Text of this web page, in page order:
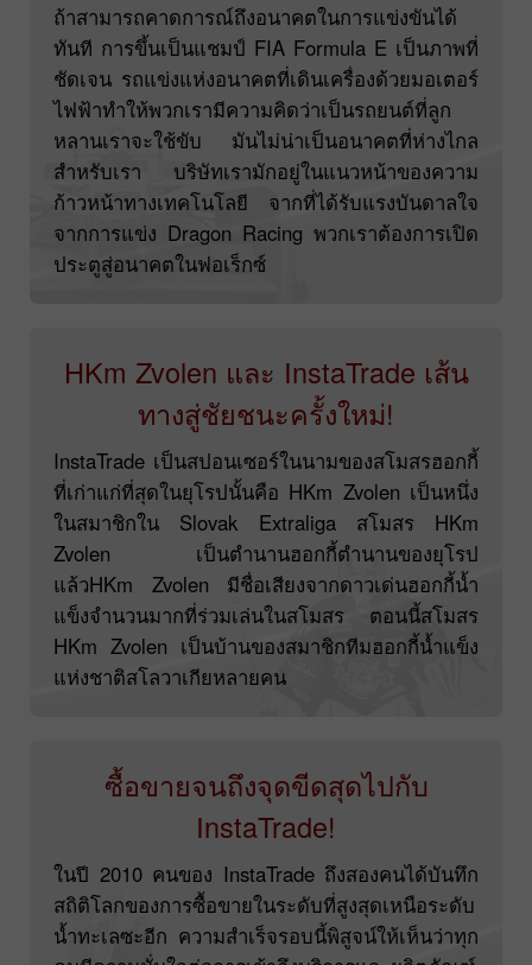
ถ้าสามารถคาดการณ์ถึงอนาคตในการแข่งขันได้
ทันที การขึ้นเป็นแชมป์ FIA Formula E เป็นภาพที่
ชัดเจน รถแข่งแห่งอนาคตที่เดินเครื่องด้วยมอเตอร์
ไฟฟ้าทำให้พวกเรามีความคิดว่าเป็นรถยนต์ที่ลูก
หลานเราจะใช้ขับ มันไม่น่าเป็นอนาคตที่ห่างไกล
สำหรับเรา บริษัทเรามักอยู่ในแนวหน้าของความ
ก้าวหน้าทางเทคโนโลยี จากที่ได้รับแรงบันดาลใจ
จากการแข่ง Dragon Racing พวกเราต้องการเปิด
ประตูสู่อนาคตในฟอเร็กซ์
HKm Zvolen และ InstaTrade เส้น
ทางสู่ชัยชนะครั้งใหม่!
InstaTrade เป็นสปอนเซอร์ในนามของสโมสรฮอกกี้
ที่เก่าแก่ที่สุดในยุโรปนั้นคือ HKm Zvolen เป็นหนึ่ง
ในสมาชิกใน Slovak Extraliga สโมสร HKm
Zvolen เป็นตำนานฮอกกี้ตำนานของยุโรป
แล้วHKm Zvolen มีชื่อเสียงจากดาวเด่นฮอกกี้น้ำ
แข็งจำนวนมากที่ร่วมเล่นในสโมสร ตอนนี้สโมสร
HKm Zvolen เป็นบ้านของสมาชิกทีมฮอกกี้น้ำแข็ง
แห่งชาติสโลวาเกียหลายคน
ซื้อขายจนถึงจุดขีดสุดไปกับ
InstaTrade!
ในปี 2010 คนของ InstaTrade ถึงสองคนได้บันทึก
สถิติโลกของการซื้อขายในระดับที่สูงสุดเหนือระดับ
น้ำทะเลซะอีก ความสำเร็จรอบนี้พิสูจน์ให้เห็นว่าทุก